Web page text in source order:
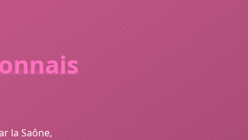
la Saône,